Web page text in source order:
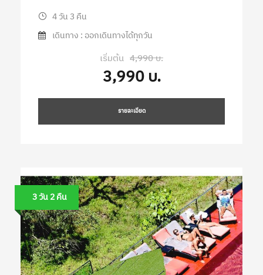
4 วัน 3 คืน
เดินทาง : ออกเดินทางได้ทุกวัน
เริ่มต้น 4,990 บ.
3,990 บ.
รายละเอียด
3 วัน 2 คืน